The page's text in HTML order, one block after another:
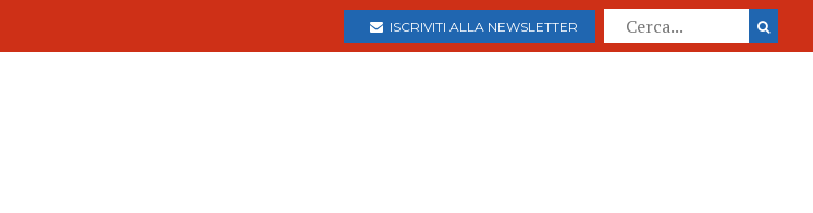
ISCRIVITI ALLA NEWSLETTER